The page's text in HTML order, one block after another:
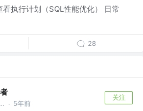
执行计划（SQL性能优化） 日常
28
公众号：java技术爱好者 · 5年前
关注